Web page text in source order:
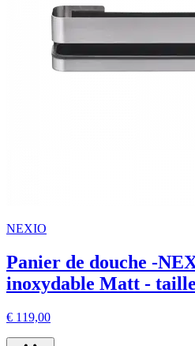
NEXIO
Panier de douche -
inoxydable Matt -
€ 119,00